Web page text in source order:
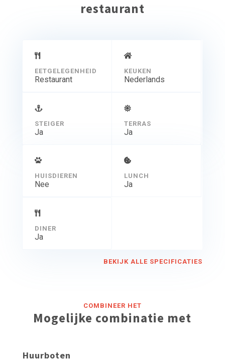
restaurant
EETGELEGENHEID
Restaurant
KEUKEN
Nederlands
STEIGER
Ja
TERRAS
Ja
HUISDIEREN
Nee
LUNCH
Ja
DINER
Ja
BEKIJK ALLE SPECIFICATIES
COMBINEER HET
Mogelijke combinatie met
Huurboten